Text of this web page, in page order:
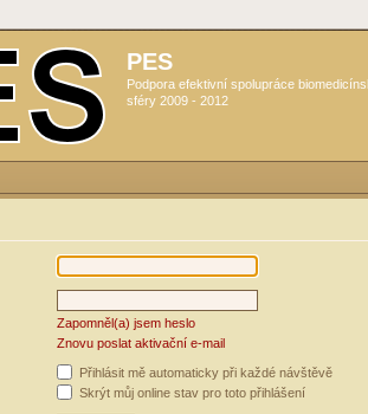
PES
Podpora efektivní spolupráce
sféry 2009 - 2012
Zapomněl(a) jsem heslo
Znovu poslat aktivační e-mail
Přihlásit mě automaticky při každé návštěvě
Skrýt můj online stav pro toto přihlášení